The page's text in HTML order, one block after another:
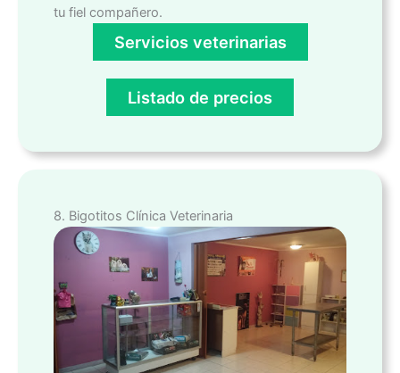
tu fiel compañero.
Servicios veterinarias
Listado de precios
8. Bigotitos Clínica Veterinaria